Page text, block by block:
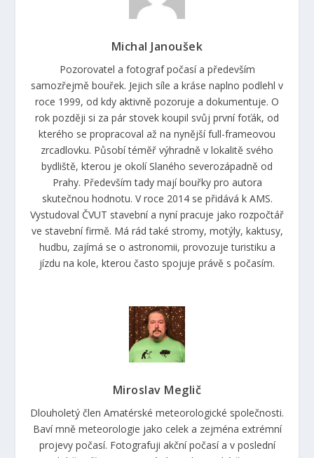
Michal Janoušek
Pozorovatel a fotograf počasí a především
samozřejmě bouřek. Jejich síle a kráse naplno podlehl v
roce 1999, od kdy aktivně pozoruje a dokumentuje. O
rok později si za pár stovek koupil svůj první foťák, od
kterého se propracoval až na nynější full-frameovou
zrcadlovku. Působí téměř výhradně v lokalitě svého
bydliště, kterou je okolí Slaného severozápadně od
Prahy. Především tady mají bouřky pro autora
skutečnou hodnotu. V roce 2014 se přidává k AMS.
Vystudoval ČVUT stavební a nyní pracuje jako rozpočtář
ve stavební firmě. Má rád také stromy, motýly, kaktusy,
hudbu, zajímá se o astronomii, provozuje turistiku a
jízdu na kole, kterou často spojuje právě s počasím.
Miroslav Meglič
Dlouholetý člen Amatérské meteorologické společnosti.
Baví mně meteorologie jako celek a zejména extrémní
projevy počasí. Fotografuji akční počasí a v poslední